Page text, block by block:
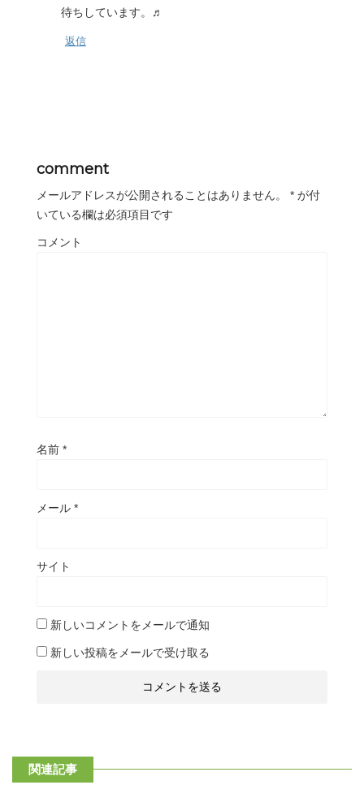
待ちしています。♬
返信
comment
メールアドレスが公開されることはありません。 * が付
いている欄は必須項目です
コメント
名前 *
メール *
サイト
新しいコメントをメールで通知
新しい投稿をメールで受け取る
関連記事